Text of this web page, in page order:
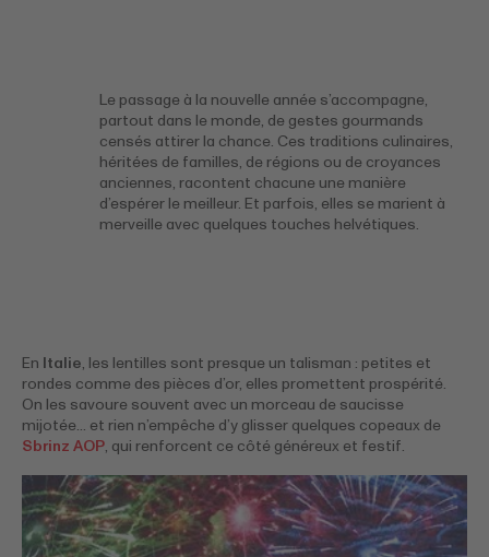
Le passage à la nouvelle année s’accompagne,
partout dans le monde, de gestes gourmands
censés attirer la chance. Ces traditions culinaires,
héritées de familles, de régions ou de croyances
anciennes, racontent chacune une manière
d’espérer le meilleur. Et parfois, elles se marient à
merveille avec quelques touches helvétiques.
En Italie, les lentilles sont presque un talisman : petites et
rondes comme des pièces d’or, elles promettent prospérité.
On les savoure souvent avec un morceau de saucisse
mijotée… et rien n’empêche d’y glisser quelques copeaux de
Sbrinz AOP, qui renforcent ce côté généreux et festif.